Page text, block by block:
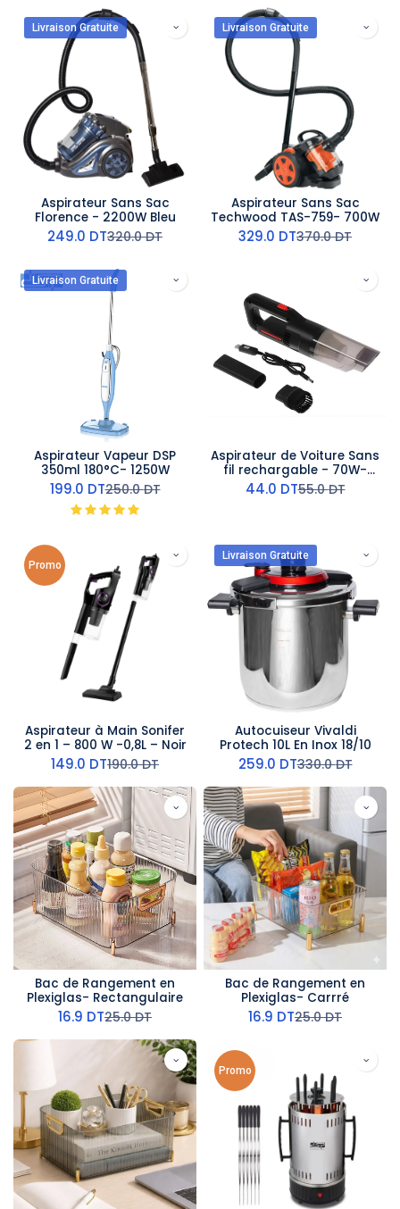
Livraison Gratuite
Aspirateur Sans Sac
Florence - 2200W Bleu
249.0 DT320.0DT
Livraison Gratuite
Aspirateur Sans Sac
Techwood TAS-759- 700W
329.0 DT370.0DT
Livraison Gratuite
Aspirateur Vapeur DSP
350ml 180°C- 1250W
199.0 DT250.0DT
Aspirateur de Voiture Sans
fil rechargable - 70W-
HQ-01
44.0 DT55.0DT
Promo
Aspirateur à Main Sonifer
2 en 1 – 800 W -0,8L – Noir
149.0 DT190.0DT
Livraison Gratuite
Autocuiseur Vivaldi
Protech 10L En Inox 18/10
259.0 DT330.0DT
Bac de Rangement en
Plexiglas- Rectangulaire
16.9 DT25.0DT
Bac de Rangement en
Plexiglas- Carrré
16.9 DT25.0DT
Promo